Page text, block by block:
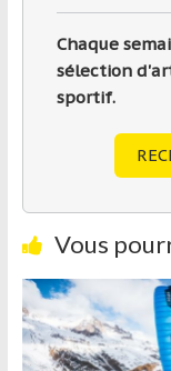
Chaque
sélection
sportif.
Vous